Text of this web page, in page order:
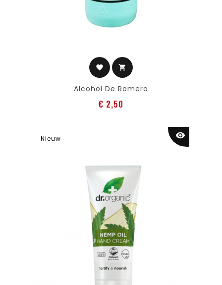
favorite shopping_cart
Alcohol De Romero
€ 2,50
Nieuw visibility